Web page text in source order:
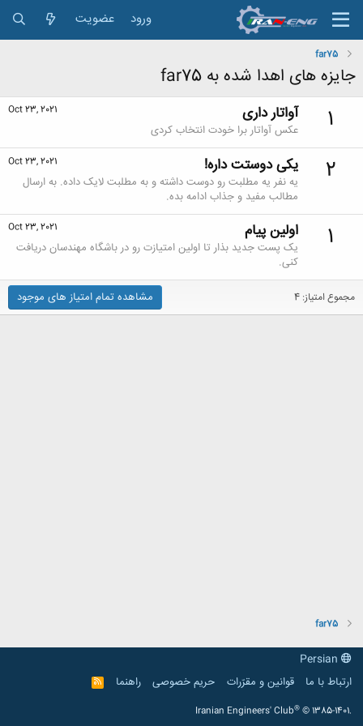
ورود عضویت
far75
جایزه های اهدا شده به far75
1
Oct 23, 2021 آواتار داری
عکس آواتار برا خودت انتخاب کردی
2
Oct 23, 2021 یکی دوستت داره!
یه نفر یه مطلبت رو دوست داشته و به مطلبت لایک داده. به ارسال
مطالب مفید و جذاب ادامه بده.
1
Oct 23, 2021 اولین پیام
یک پست جدید بذار تا اولین امتیازت رو در باشگاه مهندسان دریافت
کنی.
مجموع امتیاز: 4 مشاهده تمام امتیاز های موجود
far75
ارتباط با ما
قوانین و مقرّرات حریم خصوصی راهنما
R
S
Iranian Engineers' Club® © 1385-1401.